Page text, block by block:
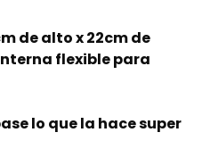
de alto x 22cm de
flexible para
lo que la hace super